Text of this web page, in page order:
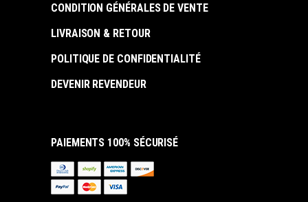
CONDITION GÉNÉRALES DE VENTE
LIVRAISON & RETOUR
POLITIQUE DE CONFIDENTIALITÉ
DEVENIR REVENDEUR
PAIEMENTS 100% SÉCURISÉ